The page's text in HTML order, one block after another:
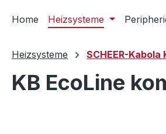
Home Heizsysteme
Heizsysteme SCHEER-Kabola
KB EcoLine